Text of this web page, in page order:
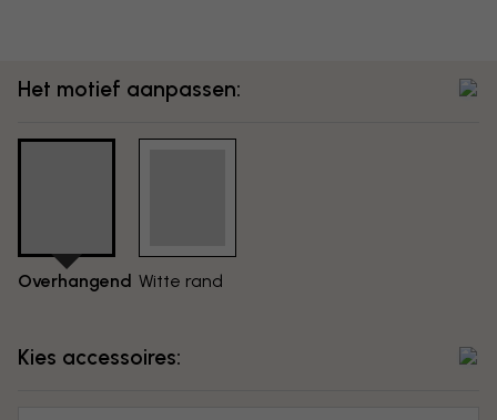
Het motief aanpassen:
Overhangend Witte rand
Kies accessoires: